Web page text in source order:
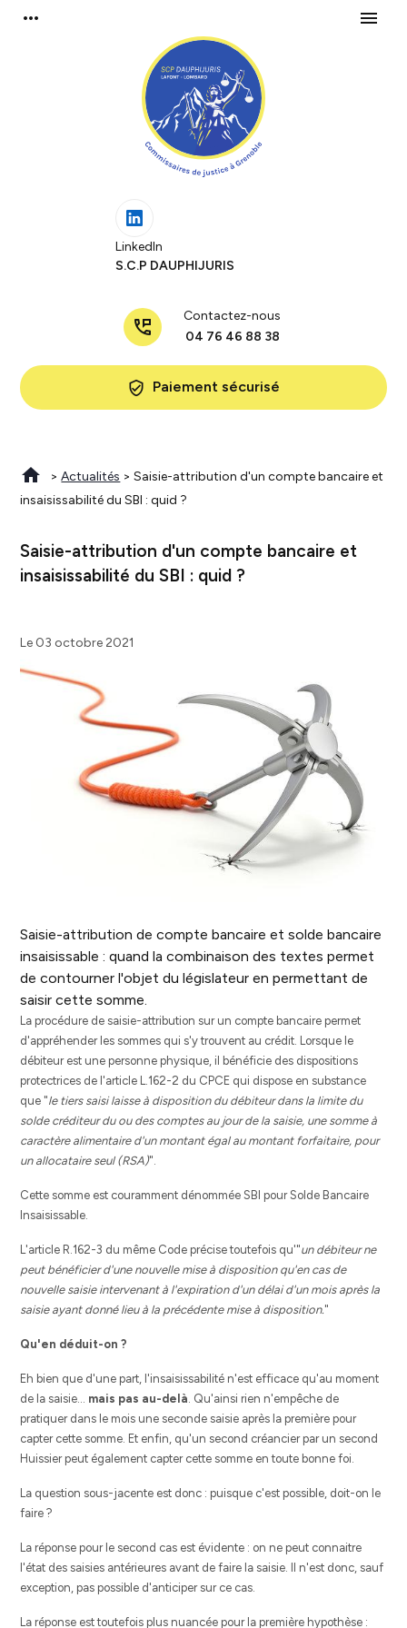
more_horiz menu
LinkedIn
S.C.P DAUPHIJURIS
perm_phone_msg
Contactez-nous
04 76 46 88 38
verified_user Paiement sécurisé
>Actualités > Saisie-attribution d'un compte bancaire et
insaisissabilité du SBI : quid ?
Saisie-attribution d'un compte bancaire et
insaisissabilité du SBI : quid ?
Le 03 octobre 2021
Saisie-attribution de compte bancaire et solde bancaire
insaisissable : quand la combinaison des textes permet
de contourner l'objet du législateur en permettant de
saisir cette somme.
La procédure de saisie-attribution sur un compte bancaire permet
d'appréhender les sommes qui s'y trouvent au crédit. Lorsque le
débiteur est une personne physique, il bénéficie des dispositions
protectrices de l'article L.162-2 du CPCE qui dispose en substance
que "le tiers saisi laisse à disposition du débiteur dans la limite du
solde créditeur du ou des comptes au jour de la saisie, une somme à
caractère alimentaire d'un montant égal au montant forfaitaire, pour
un allocataire seul (RSA)".
Cette somme est couramment dénommée SBI pour Solde Bancaire
Insaisissable.
L'article R.162-3 du même Code précise toutefois qu'"un débiteur ne
peut bénéficier d'une nouvelle mise à disposition qu'en cas de
nouvelle saisie intervenant à l'expiration d'un délai d'un mois après la
saisie ayant donné lieu à la précédente mise à disposition."
Qu'en déduit-on ?
Eh bien que d'une part, l'insaisissabilité n'est efficace qu'au moment
de la saisie... mais pas au-delà . Qu'ainsi rien n'empêche de
pratiquer dans le mois une seconde saisie après la première pour
capter cette somme. Et enfin, qu'un second créancier par un second
Huissier peut également capter cette somme en toute bonne foi.
La question sous-jacente est donc : puisque c'est possible, doit-on le
faire ?
La réponse pour le second cas est évidente : on ne peut connaitre
l'état des saisies antérieures avant de faire la saisie. Il n'est donc, sauf
exception, pas possible d'anticiper sur ce cas.
La réponse est toutefois plus nuancée pour la première hypothèse :